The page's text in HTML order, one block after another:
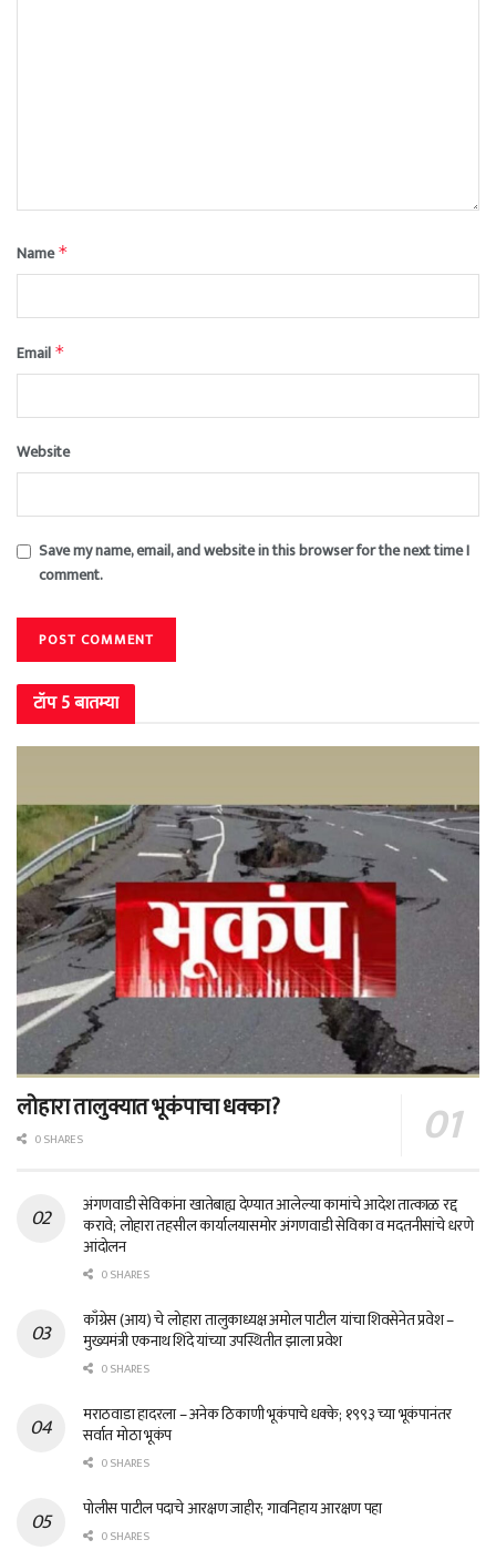
Name*
Email *
Website
Save my name, email, and website in this browser for the next time I
comment.
टॉप 5 बातम्या
लोहारा तालुक्यात भूकंपाचा धक्का?
0 SHARES
अंगणवाडी सेविकांना खातेबाह्य देण्यात आलेल्या कामांचे आदेश तात्काळ रद्द
करावे; लोहारा तहसील कार्यालयासमोर अंगणवाडी सेविका व मदतनीसांचे धरणे
आंदोलन
0 SHARES
काँग्रेस (आय) चे लोहारा तालुकाध्यक्ष अमोल पाटील यांचा शिवसेनेत प्रवेश –
मुख्यमंत्री एकनाथ शिंदे यांच्या उपस्थितीत झाला प्रवेश
0 SHARES
मराठवाडा हादरला – अनेक ठिकाणी भूकंपाचे धक्के; १९९३ च्या भूकंपानंतर
सर्वात मोठा भूकंप
0 SHARES
पोलीस पाटील पदाचे आरक्षण जाहीर; गावनिहाय आरक्षण पहा
0 SHARES